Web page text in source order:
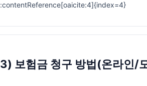
:contentReference[oaicite:4]{index=4}
3) 보험금 청구 방법(온라인/